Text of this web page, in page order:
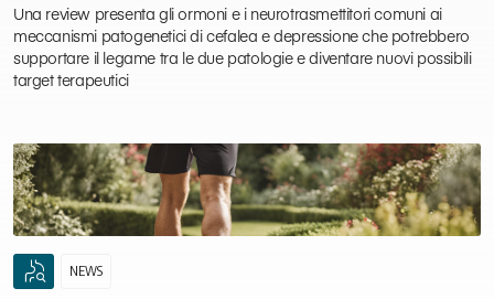
Una review presenta gli ormoni e i neurotrasmettitori comuni ai
meccanismi patogenetici di cefalea e depressione che potrebbero
supportare il legame tra le due patologie e diventare nuovi possibili
target terapeutici
oncology NEWS